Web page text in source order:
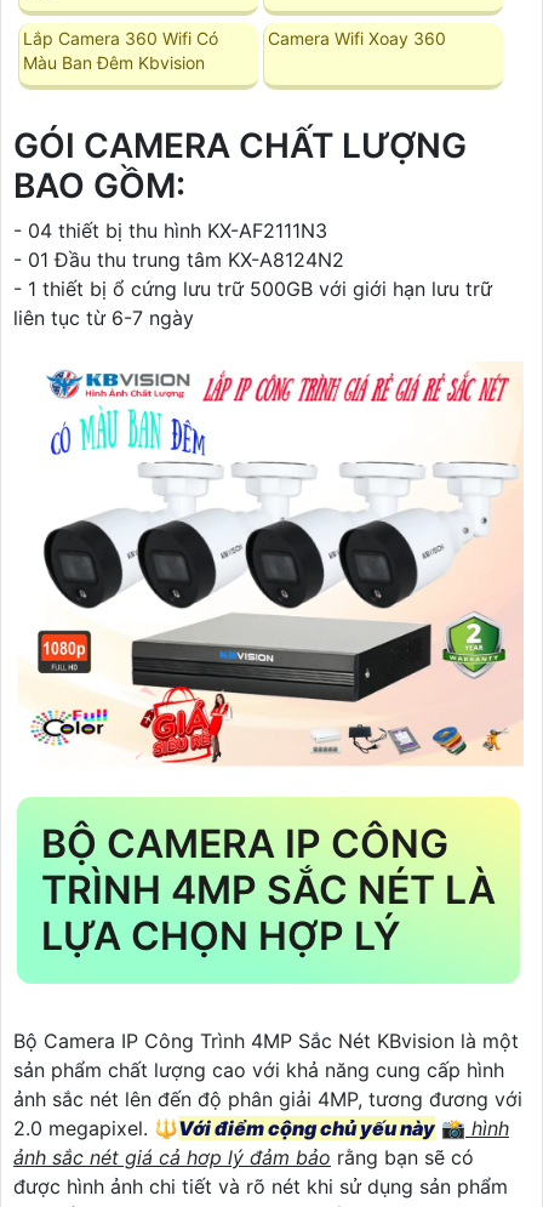
Lắp Camera 360 Wifi Có
Màu Ban Đêm Kbvision
Camera Wifi Xoay 360
GÓI CAMERA CHẤT LƯỢNG
BAO GỒM:
- 04 thiết bị thu hình KX-AF2111N3
- 01 Đầu thu trung tâm KX-A8124N2
- 1 thiết bị ổ cứng lưu trữ 500GB với giới hạn lưu trữ
liên tục từ 6-7 ngày
BỘ CAMERA IP CÔNG
TRÌNH 4MP SẮC NÉT LÀ
LỰA CHỌN HỢP LÝ
Bộ Camera IP Công Trình 4MP Sắc Nét KBvision là một
sản phẩm chất lượng cao với khả năng cung cấp hình
ảnh sắc nét lên đến độ phân giải 4MP, tương đương với
2.0 megapixel. 🔱Với điểm cộng chủ yếu này 📸 hình
ảnh sắc nét giá cả hơp lý đảm bảo rằng bạn sẽ có
được hình ảnh chi tiết và rõ nét khi sử dụng sản phẩm